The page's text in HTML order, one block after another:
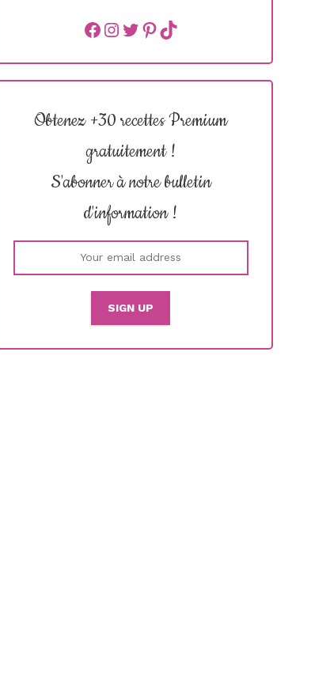
Facebook
instagram
Twitter
Pinterest
TikTok
Obtenez +30 recettes Premium
gratuitement !
S'abonner à notre bulletin
d'information !